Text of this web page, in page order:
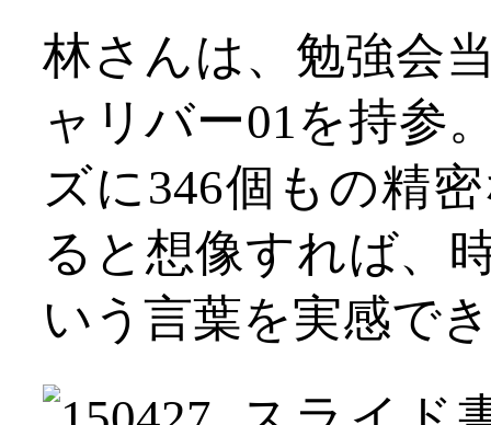
林さんは、勉強会
ャリバー01を持参
ズに346個もの精
ると想像すれば、
いう言葉を実感で